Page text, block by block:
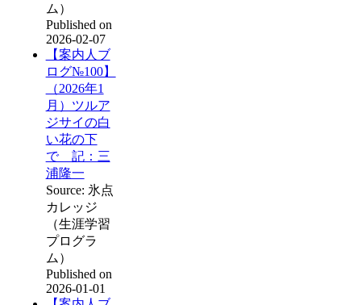
ム）
Published on
2026-02-07
【案内人ブ
ログ№100】
（2026年1
月）ツルア
ジサイの白
い花の下
で 記：三
浦隆一
Source: 氷点
カレッジ
（生涯学習
プログラ
ム）
Published on
2026-01-01